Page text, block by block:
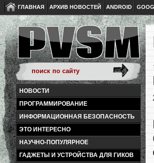
ГЛАВНАЯ АРХИВ НОВОСТЕЙ ANDROID
НОВОСТИ
ПРОГРАММИРОВАНИЕ
ИНФОРМАЦИОННАЯ БЕЗОПАСНОСТЬ
ЭТО ИНТЕРЕСНО
НАУЧНО-ПОПУЛЯРНОЕ
ГАДЖЕТЫ И УСТРОЙСТВА ДЛЯ ГИКОВ